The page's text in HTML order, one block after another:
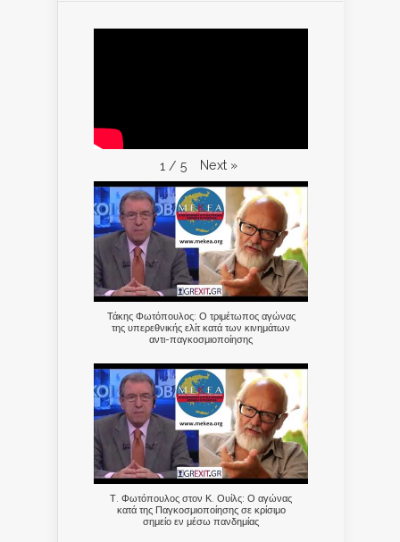
1 / 5 Next »
Τάκης Φωτόπουλος: Ο τριμέτωπος αγώνας
της υπερεθνικής ελίτ κατά των κινημάτων
αντι-παγκοσμιοποίησης
Τ. Φωτόπουλος στον Κ. Ουίλς: Ο αγώνας
κατά της Παγκοσμιοποίησης σε κρίσιμο
σημείο εν μέσω πανδημίας